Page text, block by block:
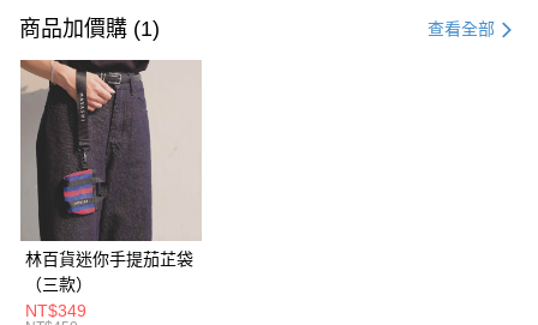
信用卡一次付款
超商取貨付款
LINE Pay
Apple Pay
悠遊付
ATM付款
運送方式
商品加價購 (1) 查看全部
林百貨迷你手提茄芷袋
（三款）
NT$349